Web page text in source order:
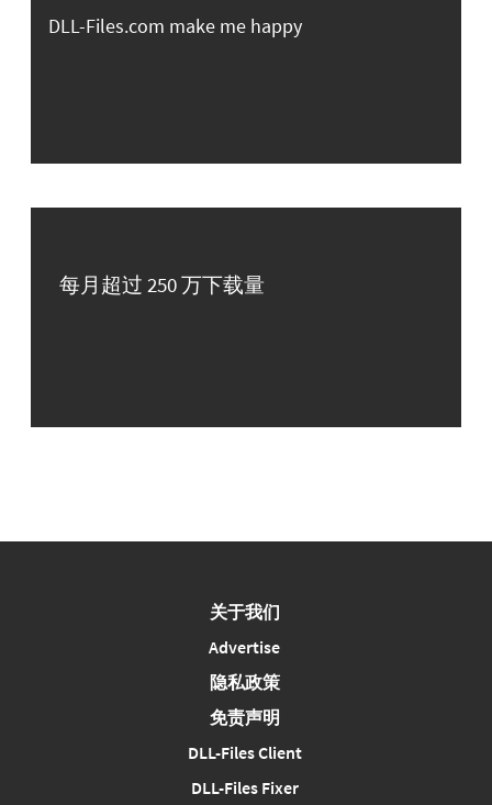
DLL-Files.com make me happy
每月超过 250 万下载量
关于我们
Advertise
隐私政策
免责声明
DLL-Files Client
DLL-Files Fixer